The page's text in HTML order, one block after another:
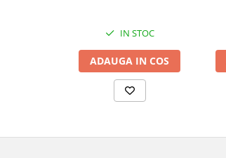
IN STOC
ADAUGA IN COS